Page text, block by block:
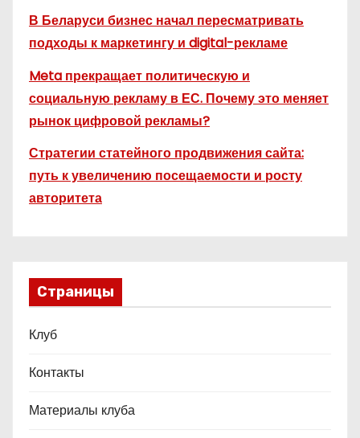
В Беларуси бизнес начал пересматривать
подходы к маркетингу и digital-рекламе
Meta прекращает политическую и
социальную рекламу в ЕС. Почему это меняет
рынок цифровой рекламы?
Стратегии статейного продвижения сайта:
путь к увеличению посещаемости и росту
авторитета
Страницы
Клуб
Контакты
Материалы клуба